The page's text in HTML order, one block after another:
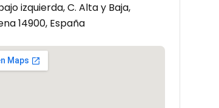
izquierda, C. Alta y Baja,
14900, España